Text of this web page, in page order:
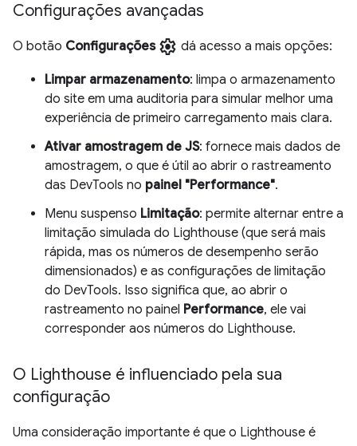
Configurações avançadas
O botão Configurações settings dá acesso a mais opções:
Limpar armazenamento: limpa o armazenamento
do site em uma auditoria para simular melhor uma
experiência de primeiro carregamento mais clara.
Ativar amostragem de JS: fornece mais dados de
amostragem, o que é útil ao abrir o rastreamento
das DevTools no painel "Performance".
Menu suspenso Limitação: permite alternar entre a
limitação simulada do Lighthouse (que será mais
rápida, mas os números de desempenho serão
dimensionados) e as configurações de limitação
do DevTools. Isso significa que, ao abrir o
rastreamento no painel Performance, ele vai
corresponder aos números do Lighthouse.
O Lighthouse é influenciado pela sua
configuração
Uma consideração importante é que o Lighthouse é